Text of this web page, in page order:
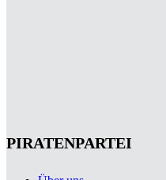
PIRATENPARTEI